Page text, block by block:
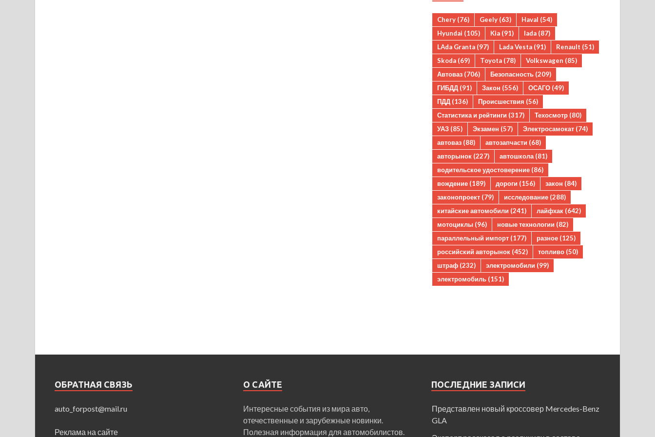
Chery (76) Geely (63) Haval (54)
Hyundai (105) Kia (91) lada (87)
LAda Granta (97) Lada Vesta (91) Renault (51)
Skoda (69) Toyota (78) Volkswagen (85)
Автоваз (706) Безопасность (209)
ГИБДД (91) Закон (556) ОСАГО (49)
ПДД (136) Происшествия (56)
Статистика и рейтинги (317) Техосмотр (80)
УАЗ (85) Экзамен (57) Электросамокат (74)
автоваз (88) автозапчасти (68)
авторынок (227) автошкола (81)
водительское удостоверение (86)
вождение (189) дороги (156) закон (84)
законопроект (79) исследование (288)
китайские автомобили (241) лайфхак (642)
мотоциклы (96) новые технологии (82)
параллельный импорт (177) разное (125)
российский авторынок (452) топливо (50)
штраф (232) электромобили (99)
электромобиль (151)
ОБРАТНАЯ СВЯЗЬ
auto_forpost@mail.ru
Реклама на сайте
О САЙТЕ
Интересные события из мира авто,
отечественные и зарубежные новинки.
Полезная информация для автомобилистов.
ПОСЛЕДНИЕ ЗАПИСИ
Представлен новый кроссовер Mercedes-Benz
GLA